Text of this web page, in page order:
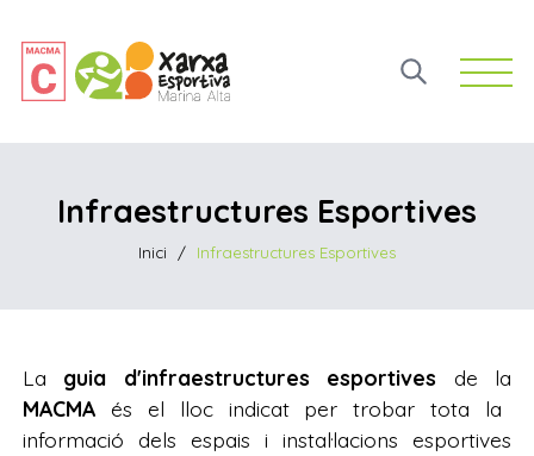
Open
Infraestructures Esportives
Inici / Infraestructures Esportives
La guia d'infraestructures esportives de la
MACMAés el lloc indicat per trobar tota la
informació dels espais i instal·lacions esportives